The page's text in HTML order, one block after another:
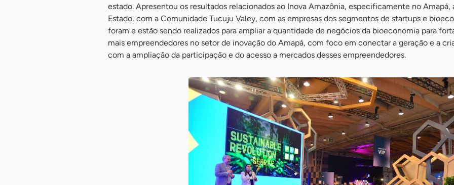
estado. Apresentou os resultados relacionados ao Inova Amazônia, especificamente no Amapá,
Estado, com a Comunidade Tucuju Valey, com as empresas dos segmentos de startups e
foram e estão sendo realizados para ampliar a quantidade de negócios da bioeconomia para
mais empreendedores no setor de inovação do Amapá, com foco em conectar a geração e a
com a ampliação da participação e do acesso a mercados desses empreendedores.